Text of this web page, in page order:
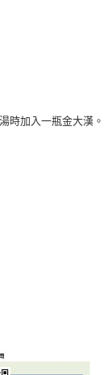
時加入一瓶金大漢。